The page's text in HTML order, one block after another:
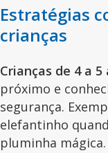
Estratégias
crianças
Crianças de 4 a 5
próximo e
segurança.
elefantinho
pluminha